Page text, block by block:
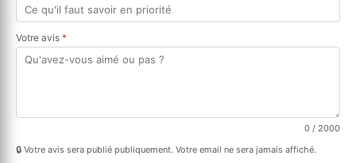
Votre avis *
0 / 2000
🔒 Votre avis sera publié publiquement. Votre email ne sera jamais affiché.